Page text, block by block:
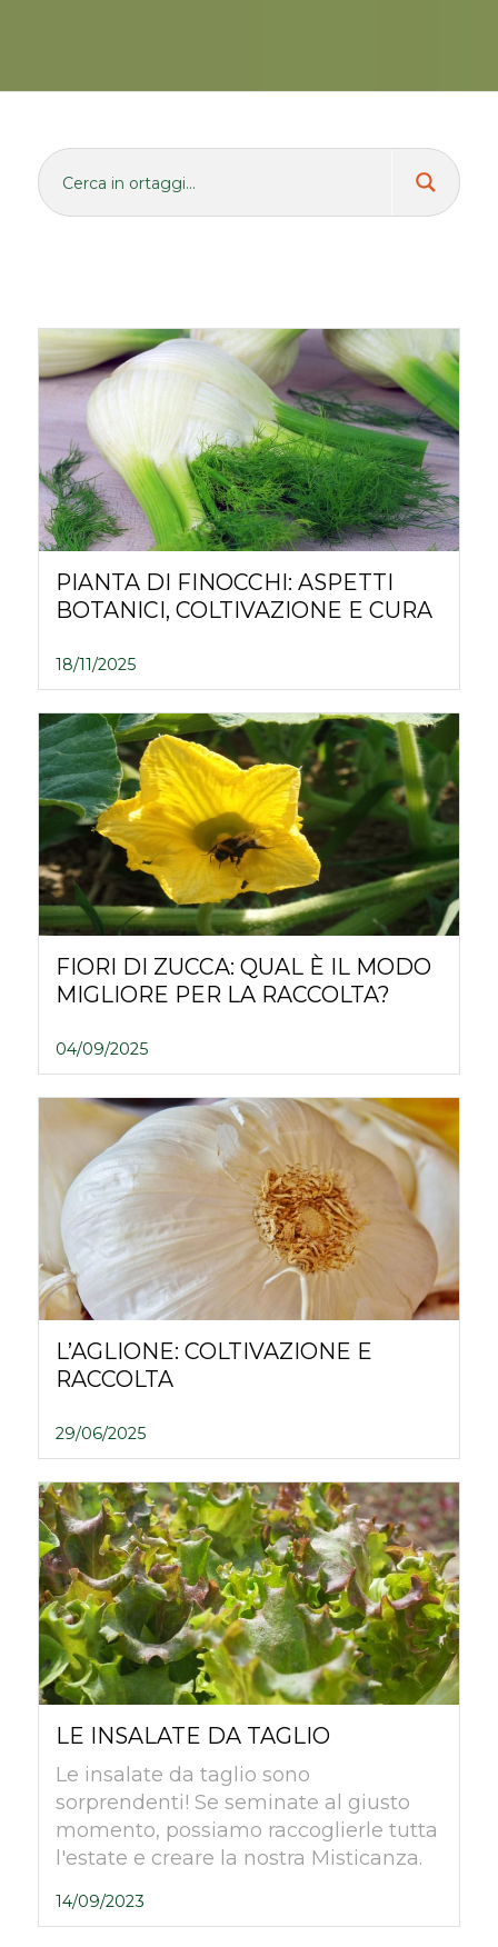
PIANTA DI FINOCCHI: ASPETTI
BOTANICI, COLTIVAZIONE E CURA
18/11/2025
FIORI DI ZUCCA: QUAL È IL MODO
MIGLIORE PER LA RACCOLTA?
04/09/2025
L’AGLIONE: COLTIVAZIONE E
RACCOLTA
29/06/2025
LE INSALATE DA TAGLIO
Le insalate da taglio sono
sorprendenti! Se seminate al giusto
momento, possiamo raccoglierle tutta
l'estate e creare la nostra Misticanza.
14/09/2023